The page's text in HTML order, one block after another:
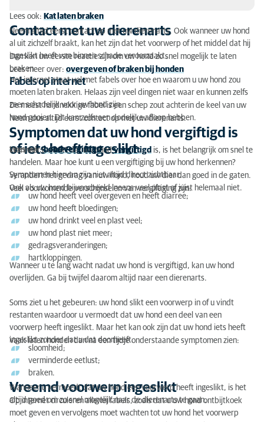
Contact met uw dierenarts
Symptomen dat uw hond vergiftigd is of iets heeft
ingeslikt
Vreemd voorwerp ingeslikt
Wat als uw hond vergiftigd is?
Wat als uw hond een voorwerp ingeslikt heeft?
Vastgelopen voorwerp laten weghalen bij uw hond
Hoe herstelt uw hond na een vergiftiging of
(kijk)operatie?
Langetermijneffecten van vergiftiging bij uw hond
Wat zijn de kosten als uw hond behandeld wordt
door de dierenarts?
Lees ook: Kat laten braken
Contact met uw dierenarts
Neem altijd eerst contact op met uw dierenarts. Ook wanneer uw hond
al uit zichzelf braakt, kan het zijn dat het voorwerp of het middel dat hij
ingeslikt heeft van binnen schade veroorzaakt.
Dan kan uw eerste reactie zijn om uw hond zo snel mogelijk te laten
braken.
Lees meer over: overgeven of braken bij honden
Fabels op internet
Het internet staat vol met fabels over hoe en waarom u uw hond zou
moeten laten braken. Helaas zijn veel dingen niet waar en kunnen zelfs
zeer schadelijk voor uw hond zijn.
De meest hardnekkige fabel is een schep zout achterin de keel van uw
hond gooien. Dit kan zelfs een dodelijke afloop hebben.
Neem dus altijd eerst contact op met uw dierenarts.
Symptomen dat uw hond vergiftigd is
of iets heeft ingeslikt
Lees ook:hond vergiftigd
Wanneer u denkt dat uw hondvergiftigd is, is het belangrijk om snel te
handelen. Maar hoe kunt u een vergiftiging bij uw hond herkennen?
Symptomen hiervan zijn niet altijd direct zichtbaar.
Verandert het gedrag van uw hond, houd uw dier dan goed in de gaten.
Ook als uw hond bijvoorbeeld ineens veel plast of juist helemaal niet.
Veel voorkomende verschijnselen van vergiftiging zijn:
uw hond heeft veel overgeven en heeft diarree;
uw hond heeft bloedingen;
uw hond drinkt veel en plast veel;
uw hond plast niet meer;
gedragsveranderingen;
hartkloppingen.
Wanneer u te lang wacht nadat uw hond is vergiftigd, kan uw hond
overlijden. Ga bij twijfel daarom altijd naar een dierenarts.
Soms ziet u het gebeuren: uw hond slikt een voorwerp in of u vindt
restanten waardoor u vermoedt dat uw hond een deel van een
voorwerp heeft ingeslikt. Maar het kan ook zijn dat uw hond iets heeft
ingeslikt zonder dat u dat doorheeft.
Vaak laten honden dan na een tijdje onderstaande symptomen zien:
sloomheid;
verminderde eetlust;
braken.
Vreemd voorwerp ingeslikt
Wanneer u vermoedt dat uw hond een voorwerp heeft ingeslikt, is het
altijd goed om zo snel mogelijk naar de dierenarts te gaan.
Op internet circuleren allerlei fabels, zoals dat u uw hond ontbijtkoek
moet geven en vervolgens moet wachten tot uw hond het voorwerp